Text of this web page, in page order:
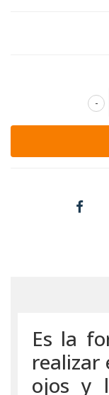
-
Es la
realizar
ojos y